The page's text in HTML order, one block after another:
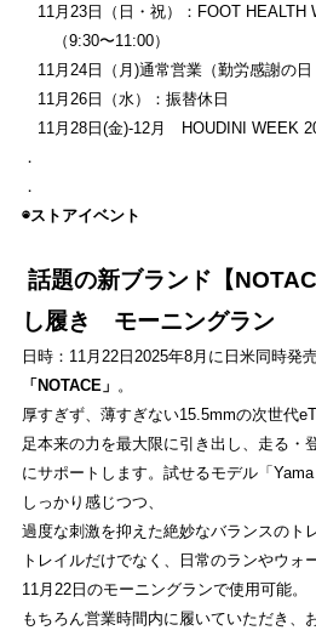
EVENT
ストライトラボ福岡店独自の最新
REVIEW
ストライトラボ福岡店のスタッフ
SHOP
ストライトラボ福岡店店舗情報
11月23日（日・祝）：FOOT HEALTH
（9:30〜11:00）
11月24日（月)通常営業（勤労感謝の日
11月26日（水）：振替休日
11月28日(金)-12月 HOUDINI WEEK
．
．
◉ストアイベント
話題の新ブランド【
し履き モーニングラン
日時：11月22日2025年8月に日米同時発
「NOTACE」 。
厚すぎず、薄すぎない15.5mmの次世代
足本来の力を最大限に引き出し、走る・
にサポートします。試せるモデル「
しっかり感じつつ、
過度な刺激を抑えた絶妙なバランスのト
トレイルだけでなく、日常のランやウォ
11月22日のモーニングランで使用可能。
もちろん営業時間内に履いていただき、